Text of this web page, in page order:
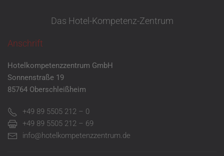
Das Hotel-Kompetenz-Zentrum
Anschrift
Hotelkompetenzzentrum GmbH
Sonnenstraße 19
85764 Oberschleißheim
+49 89 5505 212 – 0
+49 89 5505 212 – 69
info@hotelkompetenzzentrum.de